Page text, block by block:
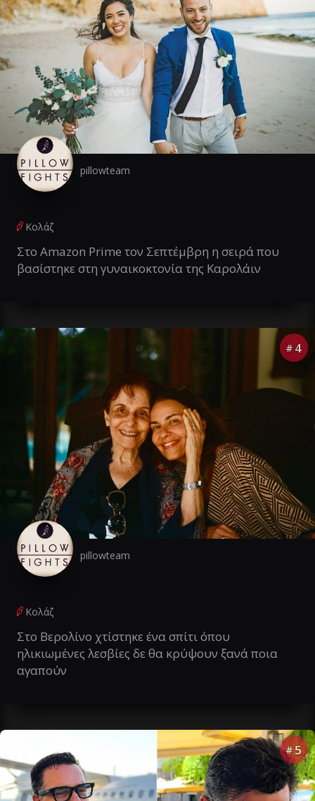
pillowteam
Κολάζ
Στο Amazon Prime τον Σεπτέμβρη η σειρά που
βασίστηκε στη γυναικοκτονία της Καρολάιν
# 4
pillowteam
Κολάζ
Στο Βερολίνο χτίστηκε ένα σπίτι όπου
ηλικιωμένες λεσβίες δε θα κρύψουν ξανά ποια
αγαπούν
# 5